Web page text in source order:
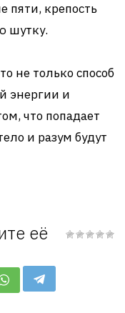
пяти, крепость
шутку.
не только способ
энергии и
что попадает
и разум будут
её